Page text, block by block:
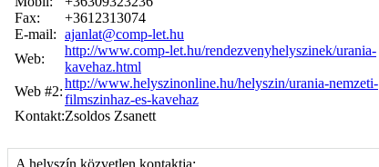
Fax:
+3612313074
E-mail: ajanlat@comp-let.hu
Web:
http://www.comp-let.hu/rendezvenyhelyszinek/urania-
kavehaz.html
Web #2:
http://www.helyszinonline.hu/helyszin/urania-nemzeti-
filmszinhaz-es-kavehaz
Kontakt:Zsoldos Zsanett
A helyszín közvetlen kontaktja: